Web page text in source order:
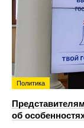
Политика
об